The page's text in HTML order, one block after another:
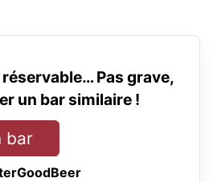
Pas grave,
un bar similaire !
bar